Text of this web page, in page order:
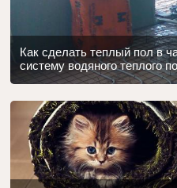
Как сделать теплый пол в
систему водяного теплого